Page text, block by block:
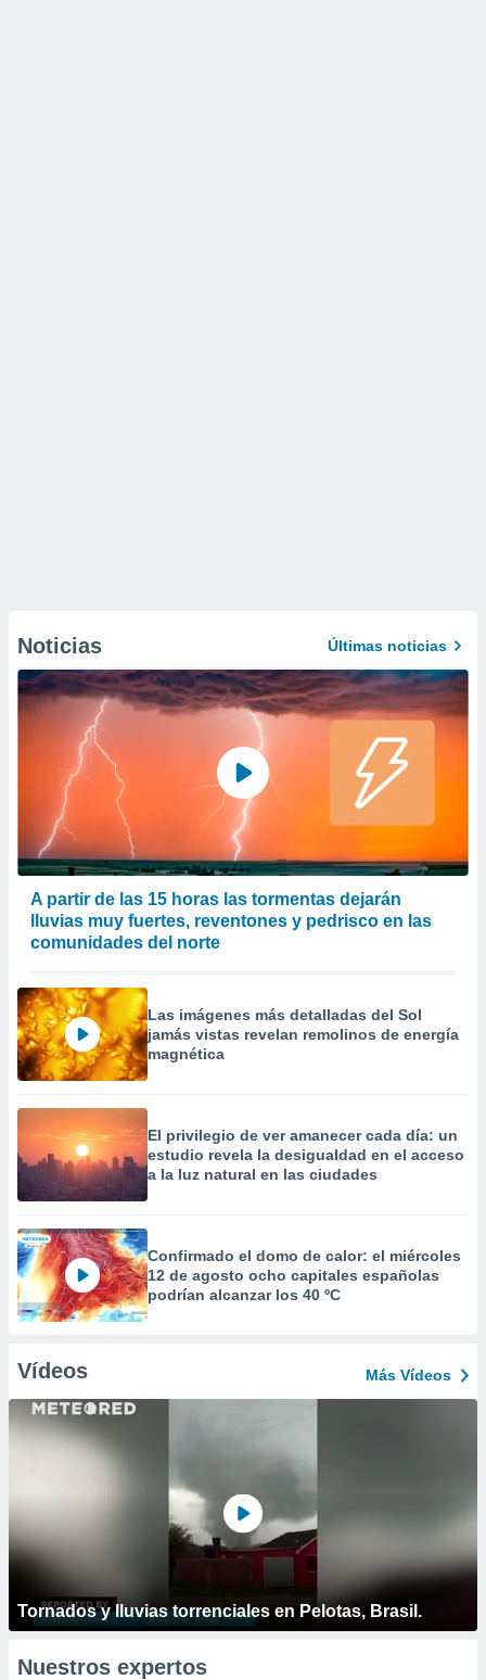
Noticias Últimas noticias
A partir de las 15 horas las tormentas dejarán
lluvias muy fuertes, reventones y pedrisco en las
comunidades del norte
Las imágenes más detalladas del Sol
jamás vistas revelan remolinos de energía
magnética
El privilegio de ver amanecer cada día: un
estudio revela la desigualdad en el acceso
a la luz natural en las ciudades
Confirmado el domo de calor: el miércoles
12 de agosto ocho capitales españolas
podrían alcanzar los 40 ºC
Vídeos Más Vídeos
Tornados y lluvias torrenciales en Pelotas, Brasil.
Nuestros expertos